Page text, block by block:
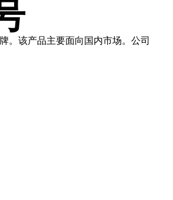
。该产品主要面向国内市场。公司